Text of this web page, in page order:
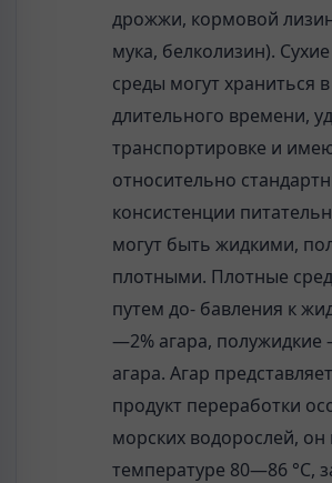
дрожжи, кормовой
мука, белколизин).
среды могут храниться
длительного времени,
транспортировке и
относительно
консистенции
могут быть жидкими,
плотными. Плотные
путем до- бавления к
—2% агара,
агара. Агар
продукт переработки
морских водорослей, он
температуре 80—86 °С,